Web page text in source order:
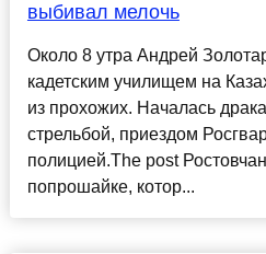
выбивал мелочь
Около 8 утра Андрей
кадетским училищем на
из прохожих. Началась
стрельбой, приездом
полицией.The post
попрошайке, котор...